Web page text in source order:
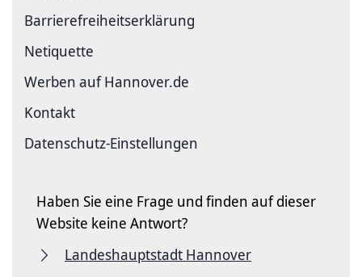
Barriere­freiheits­erklärung
Netiquette
Werben auf Hannover.de
Kontakt
Datenschutz-Einstellungen
Haben Sie eine Frage und finden auf dieser
Website keine Antwort?
Landeshauptstadt Hannover